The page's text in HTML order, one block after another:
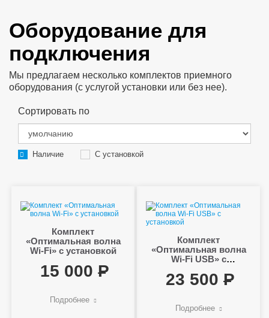
Оборудование для
подключения
Мы предлагаем несколько комплектов приемного
оборудования (с услугой установки или без нее).
Сортировать по
Наличие С установкой
Комплект
«Оптимальная волна
Wi-Fi» с установкой
15 000
Подробнее
Комплект
«Оптимальная волна
Wi-Fi USB» с
23 500
Подробнее